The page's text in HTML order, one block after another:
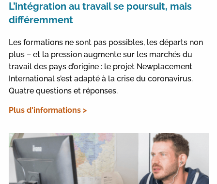
L’intégration au travail se poursuit, mais
différemment
Les formations ne sont pas possibles, les départs non
plus – et la pression augmente sur les marchés du
travail des pays d’origine : le projet Newplacement
International s’est adapté à la crise du coronavirus.
Quatre questions et réponses.
Plus d'informations >